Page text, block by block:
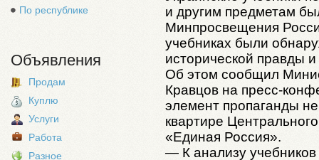
По республике
Объявления
Продам
Куплю
Услуги
Работа
Разное
и другим предметам
Минпросвещения
учебниках были
исторической правды
Об этом сообщил
Кравцов на пресс-
элемент пропаганды
квартире
«Единая Россия».
— К анализу